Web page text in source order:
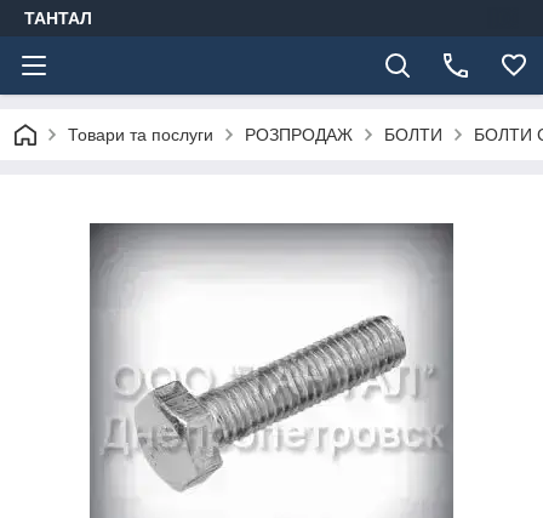
ТАНТАЛ
Товари та послуги РОЗПРОДАЖ БОЛТИ БОЛТИ